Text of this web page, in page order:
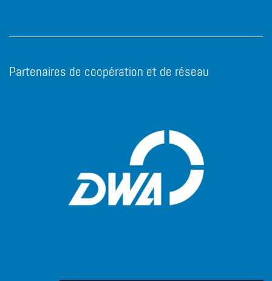
Partenaires de coopération et de réseau